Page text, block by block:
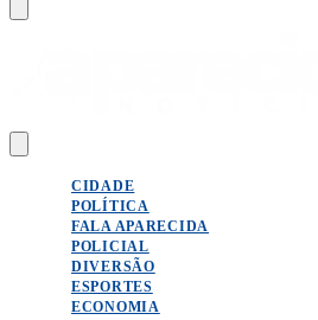
CIDADE
POLÍTICA
FALA APARECIDA
POLICIAL
DIVERSÃO
ESPORTES
ECONOMIA